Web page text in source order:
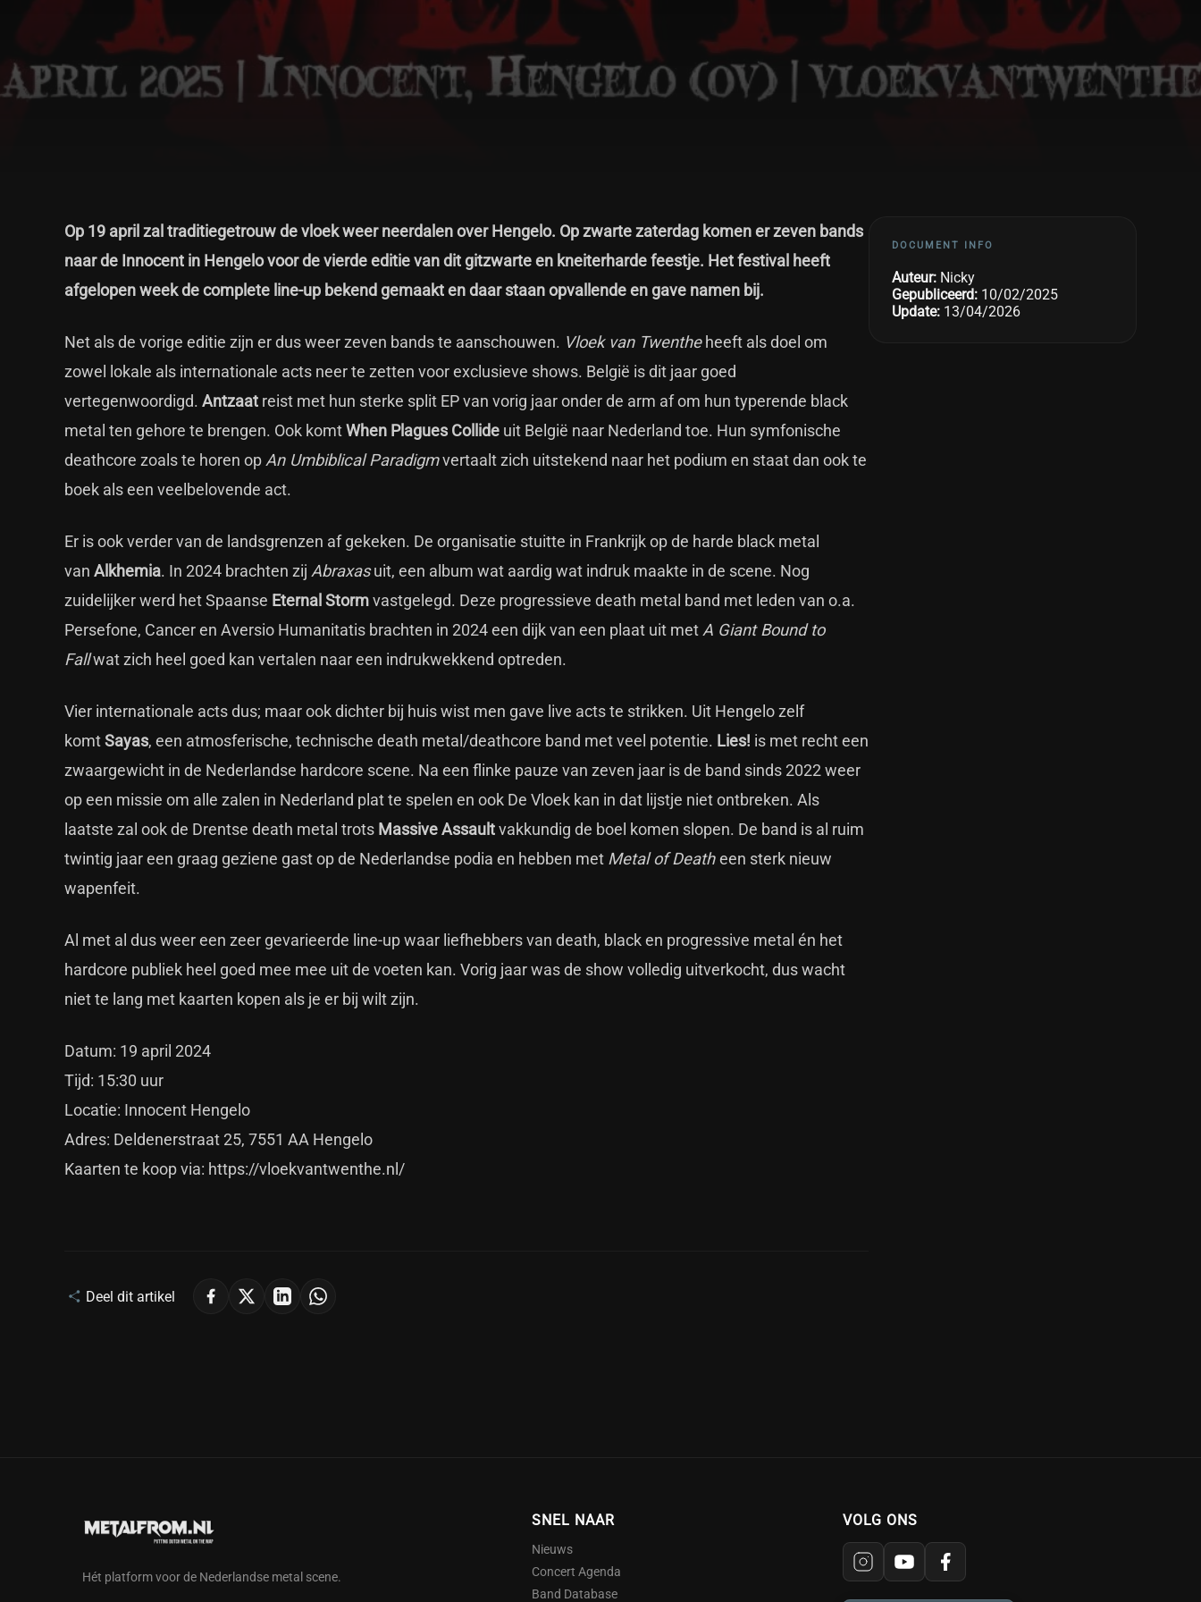
Op 19 april zal traditiegetrouw de vloek weer neerdalen over Hengelo. Op zwarte zaterdag komen er zeven bands
naar de Innocent in Hengelo voor de vierde editie van dit gitzwarte en kneiterharde feestje. Het festival heeft
afgelopen week de complete line-up bekend gemaakt en daar staan opvallende en gave namen bij.
Net als de vorige editie zijn er dus weer zeven bands te aanschouwen. Vloek van Twentheheeft als doel om
zowel lokale als internationale acts neer te zetten voor exclusieve shows. België is dit jaar goed
vertegenwoordigd. Antzaat reist met hun sterke split EP van vorig jaar onder de arm af om hun typerende black
metal ten gehore te brengen. Ook komtWhen Plagues Collide uit België naar Nederland toe. Hun symfonische
deathcore zoals te horen op An Umbiblical Paradigmvertaalt zich uitstekend naar het podium en staat dan ook te
boek als een veelbelovende act.
Er is ook verder van de landsgrenzen af gekeken. De organisatie stuitte in Frankrijk op de harde black metal
van Alkhemia. In 2024 brachten zij Abraxasuit, een album wat aardig wat indruk maakte in de scene. Nog
zuidelijker werd het Spaanse Eternal Stormvastgelegd. Deze progressieve death metal band met leden van o.a.
Persefone, Cancer en Aversio Humanitatis brachten in 2024 een dijk van een plaat uit met A Giant Bound to
Fallwat zich heel goed kan vertalen naar een indrukwekkend optreden.
Vier internationale acts dus; maar ook dichter bij huis wist men gave live acts te strikken. Uit Hengelo zelf
komtSayas, een atmosferische, technische death metal/deathcore band met veel potentie. Lies! is met recht een
zwaargewicht in de Nederlandse hardcore scene. Na een flinke pauze van zeven jaar is de band sinds 2022 weer
op een missie om alle zalen in Nederland plat te spelen en ook De Vloek kan in dat lijstje niet ontbreken. Als
laatste zal ook de Drentse death metal trots Massive Assaultvakkundig de boel komen slopen. De band is al ruim
twintig jaar een graag geziene gast op de Nederlandse podia en hebben met Metal of Deatheen sterk nieuw
wapenfeit.
Al met al dus weer een zeer gevarieerde line-up waar liefhebbers van death, black en progressive metal én het
hardcore publiek heel goed mee mee uit de voeten kan. Vorig jaar was de show volledig uitverkocht, dus wacht
niet te lang met kaarten kopen als je er bij wilt zijn.
Datum: 19 april 2024
Tijd: 15:30 uur
Locatie: Innocent Hengelo
Adres: Deldenerstraat 25, 7551 AA Hengelo
Kaarten te koop via: https://vloekvantwenthe.nl/
Deel dit artikel
DOCUMENT INFO
Auteur: Nicky
Gepubliceerd: 10/02/2025
Update: 13/04/2026
Hét platform voor de Nederlandse metal scene.
SNEL NAAR
Nieuws
Concert Agenda
Band Database
VOLG ONS